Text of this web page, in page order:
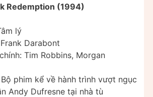
Redemption (1994)
lý
Darabont
Tim Robbins, Morgan
phim kể về hành trình vượt ngục
Andy Dufresne tại nhà tù